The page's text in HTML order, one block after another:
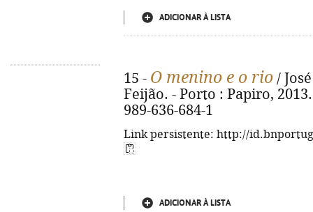
ADICIONAR À LISTA
15 - O menino e o rio /
Feijão. - Porto : Papiro,
989-636-684-1
Link persistente: http://
ADICIONAR À LISTA